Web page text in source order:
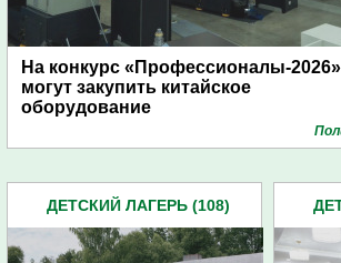
На конкурс «Профессионалы-2026»
могут закупить китайское
оборудование
ДЕТСКИЙ ЛАГЕРЬ (108)